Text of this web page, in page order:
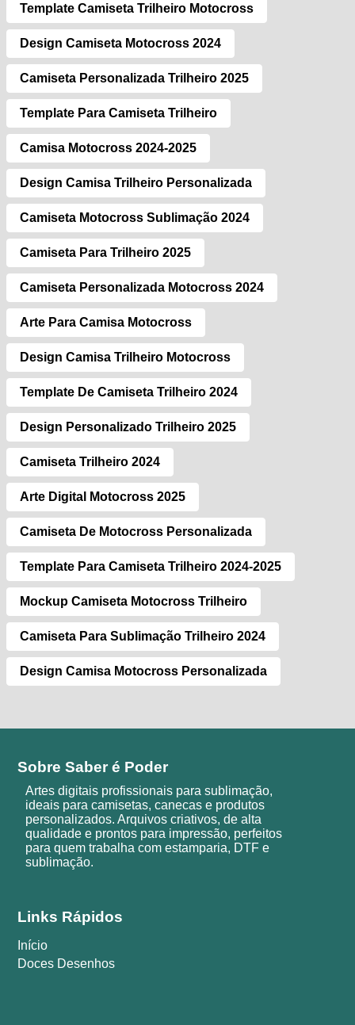
Template Camiseta Trilheiro Motocross
Design Camiseta Motocross 2024
Camiseta Personalizada Trilheiro 2025
Template Para Camiseta Trilheiro
Camisa Motocross 2024-2025
Design Camisa Trilheiro Personalizada
Camiseta Motocross Sublimação 2024
Camiseta Para Trilheiro 2025
Camiseta Personalizada Motocross 2024
Arte Para Camisa Motocross
Design Camisa Trilheiro Motocross
Template De Camiseta Trilheiro 2024
Design Personalizado Trilheiro 2025
Camiseta Trilheiro 2024
Arte Digital Motocross 2025
Camiseta De Motocross Personalizada
Template Para Camiseta Trilheiro 2024-2025
Mockup Camiseta Motocross Trilheiro
Camiseta Para Sublimação Trilheiro 2024
Design Camisa Motocross Personalizada
Sobre Saber é Poder
Artes digitais profissionais para sublimação,
ideais para camisetas, canecas e produtos
personalizados. Arquivos criativos, de alta
qualidade e prontos para impressão, perfeitos
para quem trabalha com estamparia, DTF e
sublimação.
Links Rápidos
Início
Doces Desenhos